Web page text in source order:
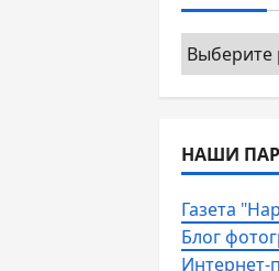
Рубрики
НАШИ
Газета
Блог
Интернет-